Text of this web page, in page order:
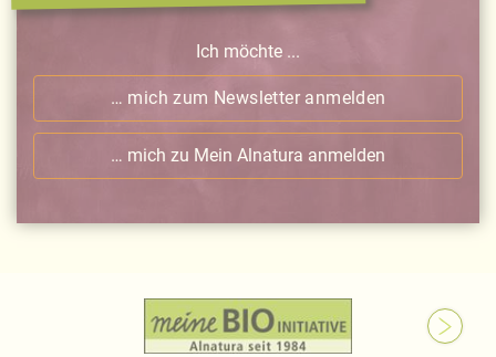
Ich möchte ...
… mich zum Newsletter anmelden
… mich zu Mein Alnatura anmelden